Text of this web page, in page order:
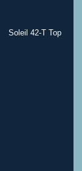
Soleil 42-T Top